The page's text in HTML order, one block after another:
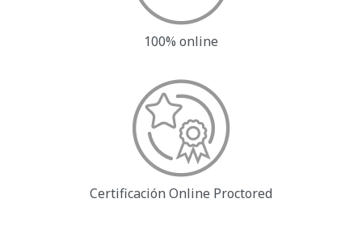
100% online
Certificación Online Proctored